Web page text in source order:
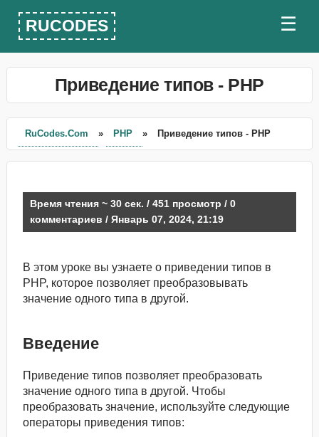
RUCODES ☰
Приведение типов - PHP
RuCodes.Com » PHP » Приведение типов - PHP
Время чтения ~ 30 сек. / 451 просмотр / 0
комментариев / Январь 07, 2024, 21:19
В этом уроке вы узнаете о приведении типов в
PHP, которое позволяет преобразовывать
значение одного типа в другой.
Введение
Приведение типов позволяет преобразовать
значение одного типа в другой. Чтобы
преобразовать значение, используйте следующие
операторы приведения типов: